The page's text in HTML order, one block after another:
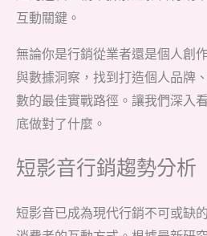
互動關鍵。
無論你是行銷從業者還是個人創
與數據洞察，找到打造個人品牌
數的最佳實戰路徑。讓我們深入
底做對了什麼。
短影音行銷趨勢分析
短影音已成為現代行銷不可或缺